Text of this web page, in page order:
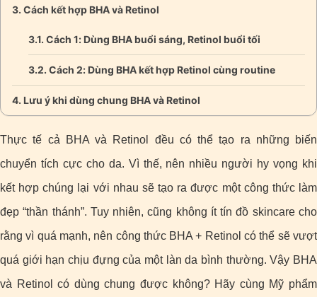
Cách kết hợp BHA và Retinol
Cách 1: Dùng BHA buổi sáng, Retinol buổi tối
Cách 2: Dùng BHA kết hợp Retinol cùng routine
Lưu ý khi dùng chung BHA và Retinol
Thực tế cả BHA và Retinol đều có thể tạo ra những biến
chuyển tích cực cho da. Vì thế, nên nhiều người hy vọng khi
kết hợp chúng lại với nhau sẽ tạo ra được một công thức làm
đẹp “thần thánh”. Tuy nhiên, cũng không ít tín đồ skincare cho
rằng vì quá mạnh, nên công thức BHA + Retinol có thể sẽ vượt
quá giới hạn chịu đựng của một làn da bình thường. Vậy BHA
và Retinol có dùng chung được không? Hãy cùng Mỹ phẩm